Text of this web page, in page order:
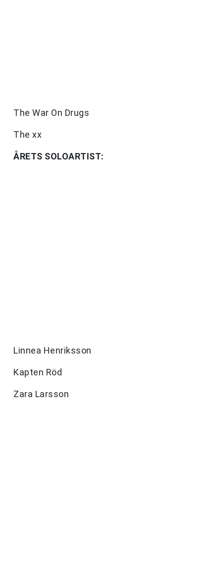
The War On Drugs
The xx
ÅRETS SOLOARTIST:
Linnea Henriksson
Kapten Röd
Zara Larsson